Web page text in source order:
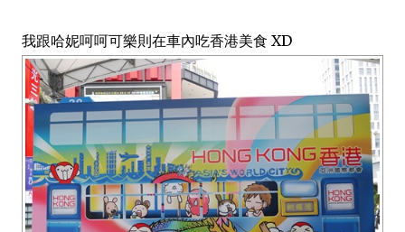
我跟哈妮呵呵可樂則在車內吃香港美食 XD